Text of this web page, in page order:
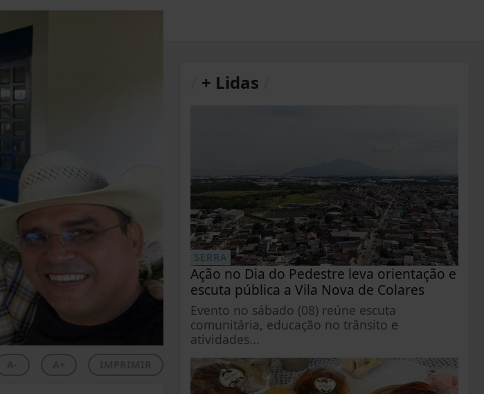
+ Lidas
SERRA
Ação no Dia do Pedestre leva orientação e
escuta pública a Vila Nova de Colares
Evento no sábado (08) reúne escuta
comunitária, educação no trânsito e
atividades...